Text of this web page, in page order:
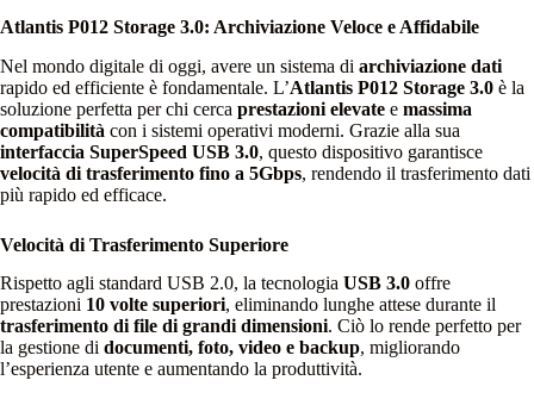
Atlantis P012 Storage 3.0: Archiviazione Veloce e Affidabile
Nel mondo digitale di oggi, avere un sistema di archiviazione dati
rapido ed efficiente è fondamentale. L’Atlantis P012 Storage 3.0 è la
soluzione perfetta per chi cerca prestazioni elevate e massima
compatibilità con i sistemi operativi moderni. Grazie alla sua
interfaccia SuperSpeed USB 3.0, questo dispositivo garantisce
velocità di trasferimento fino a 5Gbps, rendendo il trasferimento dati
più rapido ed efficace.
Velocità di Trasferimento Superiore
Rispetto agli standard USB 2.0, la tecnologia USB 3.0 offre
prestazioni 10 volte superiori, eliminando lunghe attese durante il
trasferimento di file di grandi dimensioni. Ciò lo rende perfetto per
la gestione di documenti, foto, video e backup, migliorando
l’esperienza utente e aumentando la produttività.